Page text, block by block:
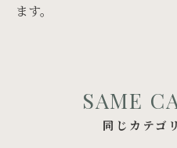
ます。
同じカテゴ
SAME